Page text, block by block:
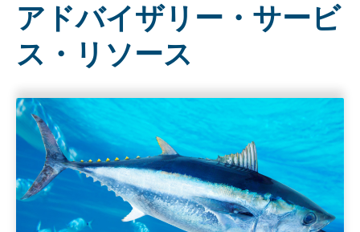
アドバイザリー・サービ
ス・リソース